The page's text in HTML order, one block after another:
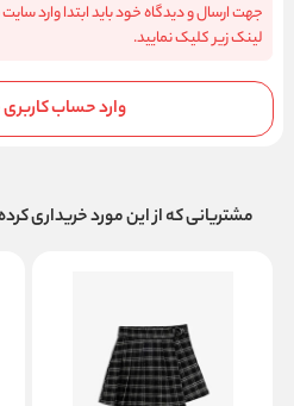
جهت ارسال و دیدگاه خود باید ابتدا وارد
لینک زیر کلیک نمایید.
وارد حساب
مشتریانی که از این مورد خریداری